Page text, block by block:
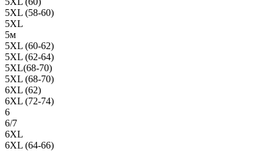
5XL (58-60)
5XL
5м
5XL (60-62)
5XL (62-64)
5XL(68-70)
5XL (68-70)
6XL (62)
6XL (72-74)
6
6/7
6XL
6XL (64-66)